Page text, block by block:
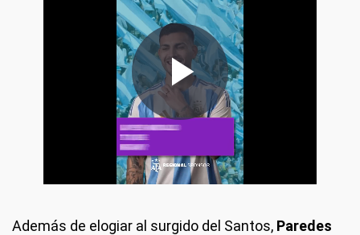
Además de elogiar al surgido del Santos, Paredes